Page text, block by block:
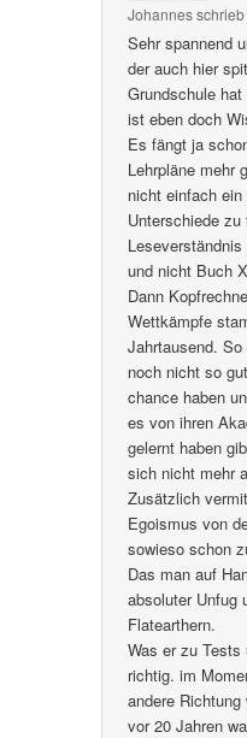
Johannesschrieb
Sehr spannend
der auch hier
Grundschule
ist eben doch
Es fängt ja
Lehrpläne mehr
nicht einfach
Unterschiede
und nicht Buch
Dann
Wettkämpfe
Jahrtausend.
noch nicht so
chance haben
es von ihren
gelernt haben
sich nicht mehr
Zusätzlich
Egoismus von
sowieso schon
Das man auf
absoluter Unfug
Flatearthern.
Was er zu
richtig. im
andere
vor 20 Jahren